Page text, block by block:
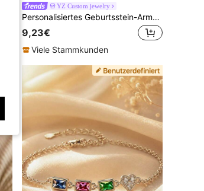
YZ Custom jewelry
Personalisiertes Geburtsstein-Armband, Geburtsstein-Armband für Mama, Familien-Geburtsstein-Armband, Familien-Geburtsstein, personalisiertes Geschenk, Muttertagsgeschenk
9,23€
Viele Stammkunden